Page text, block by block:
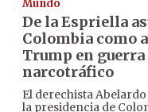
Mundo
De la Espriella
Colombia como
Trump en
narcotráfico
El derechista
la presidencia de